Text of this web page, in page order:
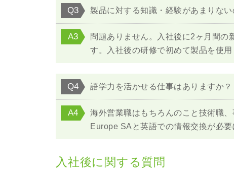
Q3 製品に対する知識・経験があまりな
A3
問題ありません。入社後に2ヶ月間の
す。入社後の研修で初めて製品を使
Q4 語学力を活かせる仕事はありますか？
A4
海外営業職はもちろんのこと技術職
Europe SAと英語での情報交換が必
入社後に関する質問